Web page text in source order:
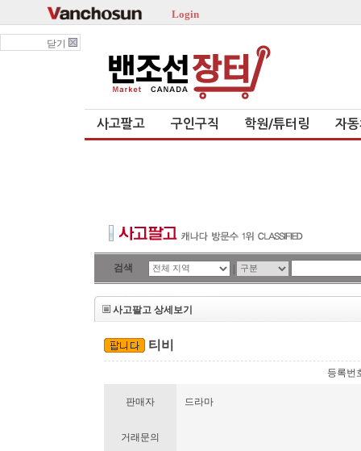
Login
닫기
사고팔고 구인구직 학원/튜터링 자
검색 |
사고팔고 상세보기
티비
등록번
판매자 드라마
거래문의